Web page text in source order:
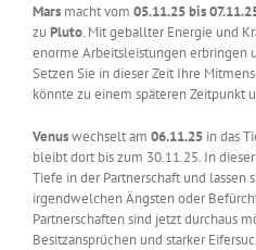
Mars macht vom 05.11.25 bis
zu Pluto. Mit geballter Energie und
enorme Arbeitsleistungen erbringen
Setzen Sie in dieser Zeit Ihre
könnte zu einem späteren Zeitpunkt
Venuswechselt am 06.11.25 in das
bleibt dort bis zum 30.11.25. In
Tiefe in der Partnerschaft und lassen
irgendwelchen Ängsten oder
Partnerschaften sind jetzt durchaus
Besitzansprüchen und starker